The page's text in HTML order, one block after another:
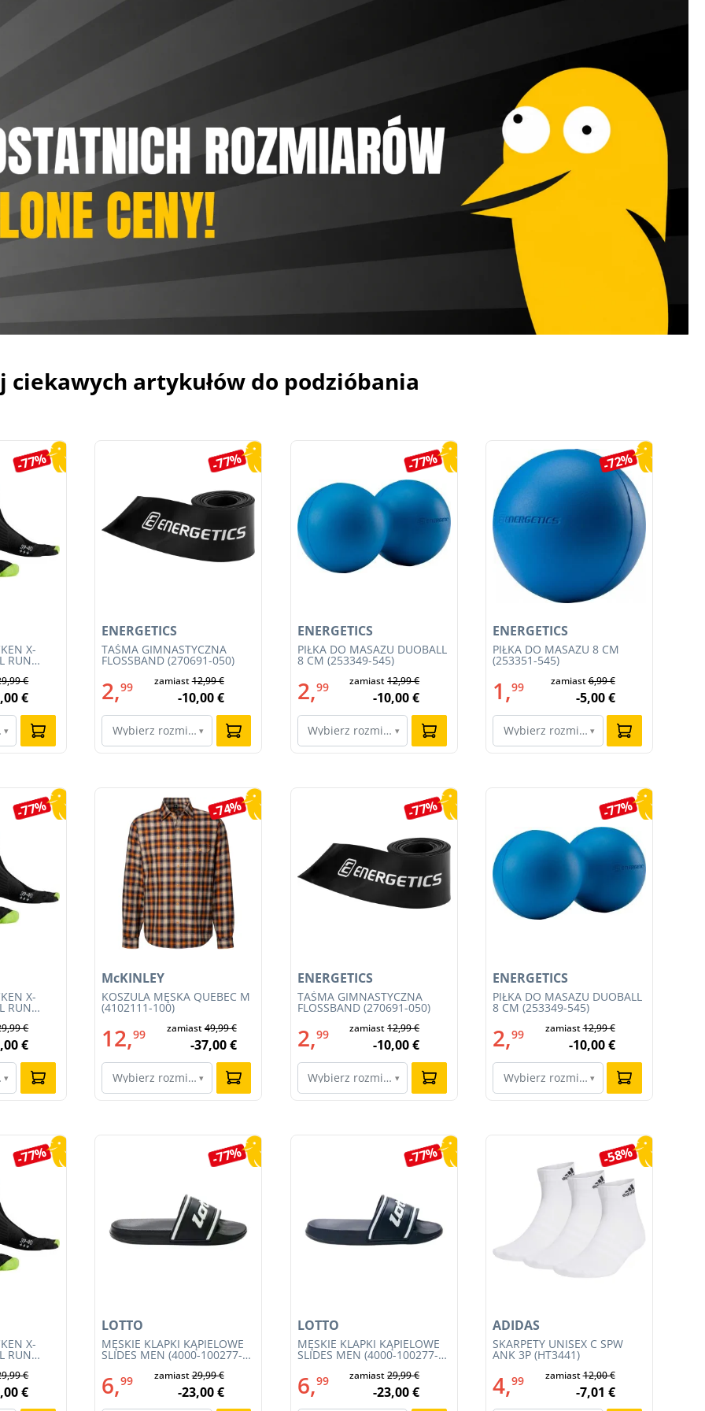
ciekawych artykułów do podzióbania
-77%
X-
RUN
€
€
▾
-77%
TAŚMA GIMNASTYCZNA
FLOSSBAND (270691-050)
ENERGETICS
2,99 zamiast12,99 €
-10,00 €
Wybierz rozmiar…
▾
-77%
PIŁKA DO MASAŻU DUOBALL
8 CM (253349-545)
ENERGETICS
2,99 zamiast12,99 €
-10,00 €
Wybierz rozmiar…
▾
-72%
PIŁKA DO MASAŻU 8 CM
(253351-545)
ENERGETICS
1,99 zamiast6,99 €
-5,00 €
Wybierz rozmiar…
▾
-77%
X-
RUN
€
€
▾
-74%
KOSZULA MĘSKA QUEBEC M
(4102111-100)
McKINLEY
12,99 zamiast49,99 €
-37,00 €
Wybierz rozmiar…
▾
-77%
TAŚMA GIMNASTYCZNA
FLOSSBAND (270691-050)
ENERGETICS
2,99 zamiast12,99 €
-10,00 €
Wybierz rozmiar…
▾
-77%
PIŁKA DO MASAŻU DUOBALL
8 CM (253349-545)
ENERGETICS
2,99 zamiast12,99 €
-10,00 €
Wybierz rozmiar…
▾
-77%
X-
RUN
€
€
-77%
MĘSKIE KLAPKI KĄPIELOWE
SLIDES MEN (4000-100277-
LOTTO
6,99 zamiast29,99 €
-23,00 €
-77%
MĘSKIE KLAPKI KĄPIELOWE
SLIDES MEN (4000-100277-
LOTTO
6,99 zamiast29,99 €
-23,00 €
-58%
SKARPETY UNISEX C SPW
ANK 3P (HT3441)
ADIDAS
4,99 zamiast12,00 €
-7,01 €